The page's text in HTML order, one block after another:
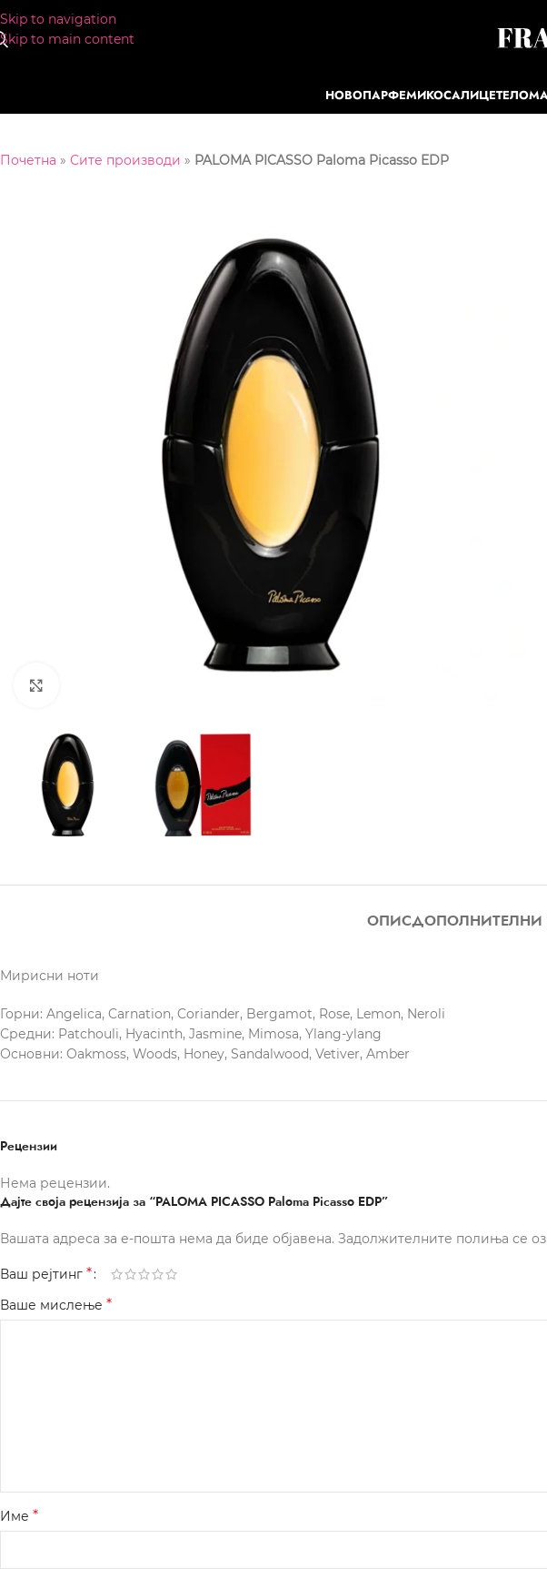
Skip to navigation
Skip to main content
НОВОПАРФЕМИКОСАЛИЦЕТЕЛО
Почетна » Сите производи » PALOMA PICASSO Paloma Picasso EDP
ОПИС
Мирисни ноти
Горни: Angelica, Carnation, Coriander, Bergamot, Rose, Lemon, Neroli
Средни: Patchouli, Hyacinth, Jasmine, Mimosa, Ylang-ylang
Основни: Oakmoss, Woods, Honey, Sandalwood, Vetiver, Amber
Рецензии
Нема рецензии.
Дајте своја рецензија за “PALOMA PICASSO Paloma Picasso EDP”
Вашата адреса за е-пошта нема да биде објавена. Задолжителните полиња се
Ваш рејтинг *
Ваше мислење *
Име *